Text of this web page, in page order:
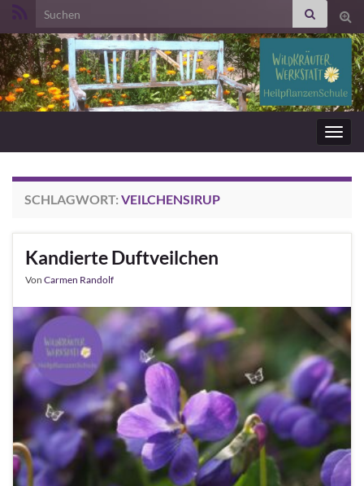
Search for:
SCHLAGWORT: VEILCHENSIRUP
Kandierte Duftveilchen
Von Carmen Randolf